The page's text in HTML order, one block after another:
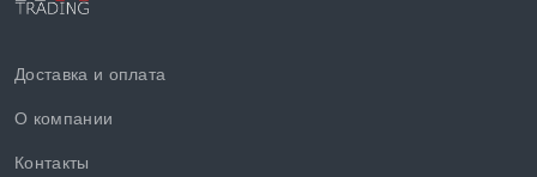
Доставка и оплата
О компании
Контакты